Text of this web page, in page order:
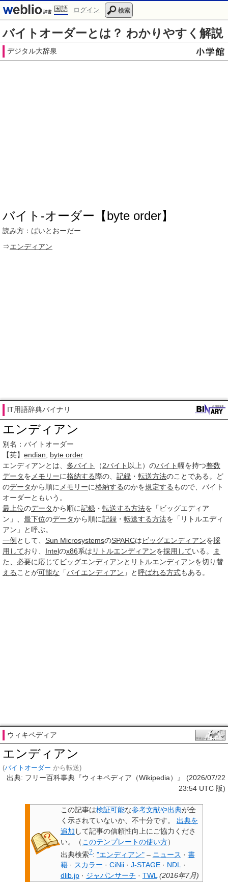
国語 ログイン 検索
バイトオーダーとは？ わかりやすく解説
デジタル大辞泉
バイト‐オーダー【byte order】
読み方：ばいとおーだー
⇒エンディアン
IT用語辞典バイナリ
エンディアン
別名：バイトオーダー
【英】 endian
byte order
エンディアンとは、 多バイト （2バイト 以上）のバイト幅を持つ整数
データを メモリーに格納する際の、 記録 ・ 転送方法のことである。ど
のデータから順に メモリーに格納するのかを規定する もので、バイト
オーダーともいう。
最上位のデータから順に記録 ・ 転送する方法を「ビッグエディア
ン」、 最下位のデータから順に記録 ・ 転送する方法を「リトルエディ
アン」と呼ぶ。
一例 として、 Sun MicrosystemsのSPARCはビッグエンディアンを採
用しており、 Intelのx86系は リトルエンディアンを採用している。
ま
た、 必要に応じてビッグエンディアンと リトルエンディアンを切り替
える ことが可能な 「バイエンディアン 」と呼ばれる方式もある。
ウィキペディア
エンディアン
(バイトオーダー から転送)
出典: フリー百科事典『ウィキペディア（Wikipedia）』 (2026/07/22
23:54 UTC 版)
この記事は検証可能な参考文献や出典が全
く示されていないか、不十分です。
出典を
追加 して記事の信頼性向上にご協力くださ
い。
（ このテンプレートの使い方）
出典検索?: "エンディアン" – ニュース · 書
籍 · スカラー · CiNii · J-STAGE · NDL ·
dlib.jp · ジャパンサーチ · TWL (2016年7月)